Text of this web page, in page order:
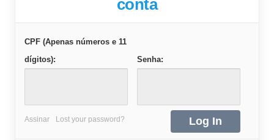
conta
CPF (Apenas números e 11
dígitos):
Senha:
Assinar Lost your password?